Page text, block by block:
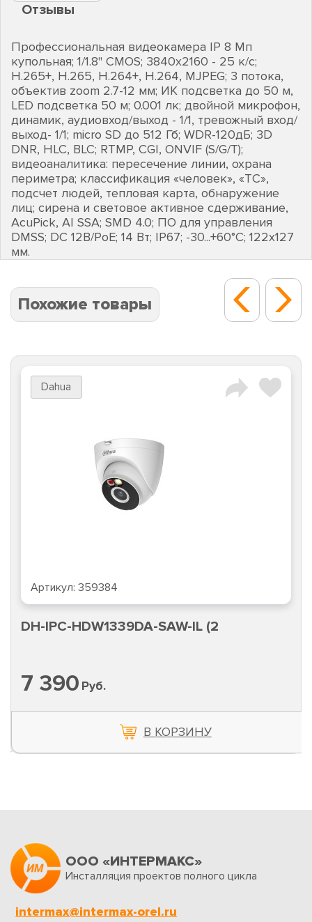
Отзывы
Профессиональная видеокамера IP 8 Мп
купольная; 1/1.8" CMOS; 3840х2160 - 25 к/с;
H.265+, H.265, H.264+, H.264, MJPEG; 3 потока,
объектив zoom 2.7-12 мм; ИК подсветка до 50 м,
LED подсветка 50 м; 0.001 лк; двойной микрофон,
динамик, аудиовход/выход - 1/1, тревожный вход/
выход- 1/1; micro SD до 512 Гб; WDR-120дБ; 3D
DNR, HLC, BLC; RTMP, CGI, ONVIF (S/G/T);
видеоаналитика: пересечение линии, охрана
периметра; классификация «человек», «ТС»,
подсчет людей, тепловая карта, обнаружение
лиц; сирена и световое активное сдерживание,
AcuPick, AI SSA; SMD 4.0; ПО для управления
DMSS; DC 12В/PoE; 14 Вт; IP67; -30...+60°C; 122х127
мм.
Похожие товары
Dahua
Артикул: 359384
DH-IPC-HDW1339DA-SAW-IL (2
7 390 Руб.
В КОРЗИНУ
ООО «ИНТЕРМАКС»
Инсталляция проектов полного цикла
intermax@intermax-orel.ru